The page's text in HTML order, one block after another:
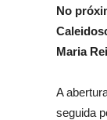
No
Maria
A
seguida